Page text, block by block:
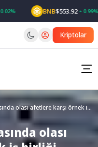
BNB$553.92 0.99%
Kriptolar
olası afetlere karşı örnek iş
olası